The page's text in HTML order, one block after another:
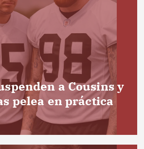
a Cousins y
pelea en práctica